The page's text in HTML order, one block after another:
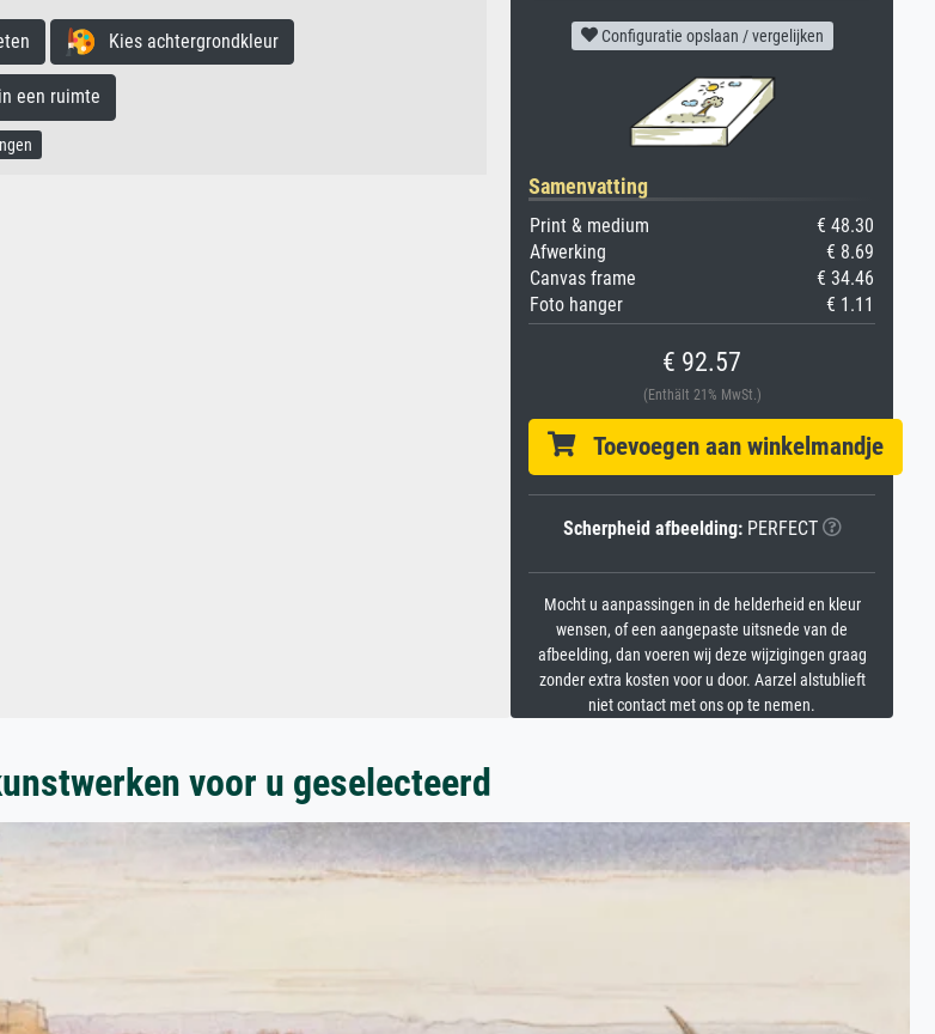
Kies achtergrondkleur
een ruimte
Configuratie opslaan / vergelijken
Samenvatting
Print & medium
€ 48.30
Afwerking
€ 8.69
Canvas frame
€ 34.46
Foto hanger
€ 1.11
€ 92.57
(Enthält 21% MwSt.)
Toevoegen aan winkelmandje
Scherpheid afbeelding:PERFECT
Mocht u aanpassingen in de helderheid en kleur
wensen, of een aangepaste uitsnede van de
afbeelding, dan voeren wij deze wijzigingen graag
zonder extra kosten voor u door. Aarzel alstublieft
niet contact met ons op te nemen.
voor u geselecteerd